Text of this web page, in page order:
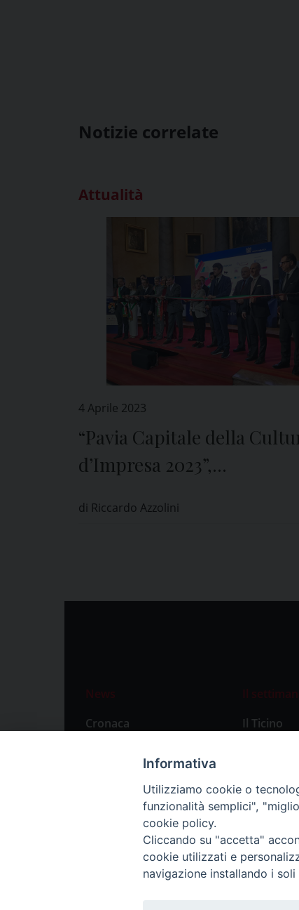
Notizie correlate
Attualità
4 Aprile 2023
“Pavia Capitale della
d’Impresa 2023”,
Magna dell’Università
di Riccardo Azzolini
News
Cronaca
Primo Piano
Il
Il Ticino
Informativa
Utilizziamo cookie o
funzionalità semplici",
cookie policy.
Cliccando su "accetta"
cookie utilizzati e
navigazione installando i